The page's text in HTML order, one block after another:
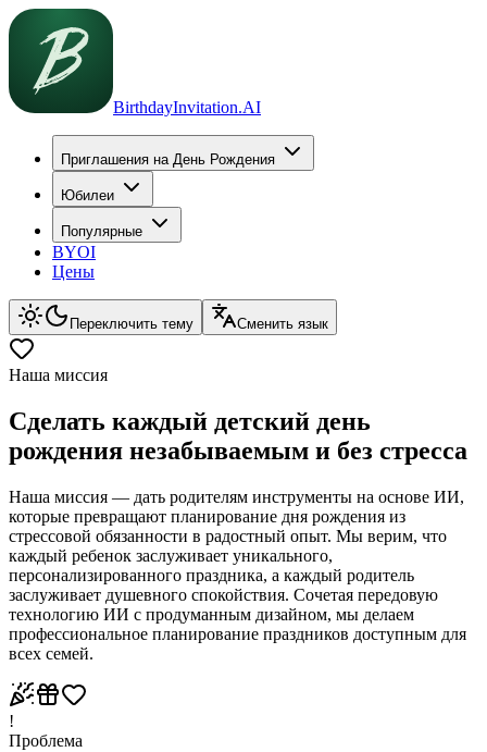
BirthdayInvitation.AI
Приглашения на День Рождения
Юбилеи
Популярные
BYOI
Цены
Переключить тему Сменить язык
Наша миссия
Сделать каждый детский день
рождения незабываемым и без стресса
Наша миссия — дать родителям инструменты на основе ИИ,
которые превращают планирование дня рождения из
стрессовой обязанности в радостный опыт. Мы верим, что
каждый ребенок заслуживает уникального,
персонализированного праздника, а каждый родитель
заслуживает душевного спокойствия. Сочетая передовую
технологию ИИ с продуманным дизайном, мы делаем
профессиональное планирование праздников доступным для
всех семей.
!
Проблема